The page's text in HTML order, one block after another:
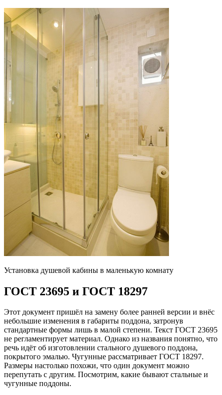
Установка душевой кабины в маленькую комнату
ГОСТ 23695 и ГОСТ 18297
Этот документ пришёл на замену более ранней версии и внёс
небольшие изменения в габариты поддона, затронув
стандартные формы лишь в малой степени. Текст ГОСТ 23695
не регламентирует материал. Однако из названия понятно, что
речь идёт об изготовлении стального душевого поддона,
покрытого эмалью. Чугунные рассматривает ГОСТ 18297.
Размеры настолько похожи, что один документ можно
перепутать с другим. Посмотрим, какие бывают стальные и
чугунные поддоны.